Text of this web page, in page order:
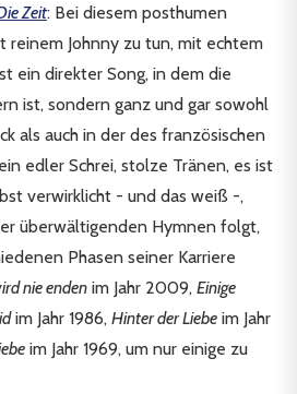
Zeit: Bei diesem posthumen
reinem Johnny zu tun, mit echtem
ein direkter Song, in dem die
ist, sondern ganz und gar sowohl
als auch in der des französischen
edler Schrei, stolze Tränen, es ist
verwirklicht - und das weiß -,
überwältigenden Hymnen folgt,
Phasen seiner Karriere
nie enden im Jahr 2009, Einige
im Jahr 1986, Hinter der Liebe im Jahr
im Jahr 1969, um nur einige zu